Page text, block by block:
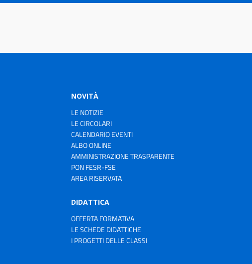
NOVITÀ
LE NOTIZIE
LE CIRCOLARI
CALENDARIO EVENTI
ALBO ONLINE
AMMINISTRAZIONE TRASPARENTE
PON FESR-FSE
AREA RISERVATA
DIDATTICA
OFFERTA FORMATIVA
LE SCHEDE DIDATTICHE
I PROGETTI DELLE CLASSI